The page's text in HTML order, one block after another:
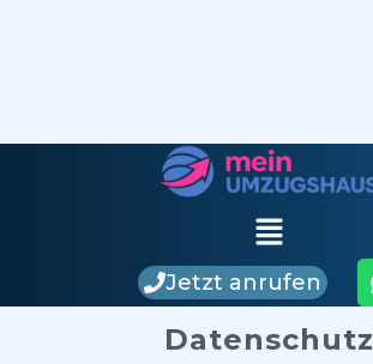
Jetzt anrufen
Datenschutz